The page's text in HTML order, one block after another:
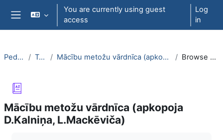
Skip to main content
You are currently using guest
access
Log
in
PedaT038 Topic 7 Mācību metožu vārdnīca (apkopoja D.Kalniņa, L.Mackēviča) Browse by alphabet
Mācību metožu vārdnīca (apkopoja
D.Kalniņa, L.Mackēviča)